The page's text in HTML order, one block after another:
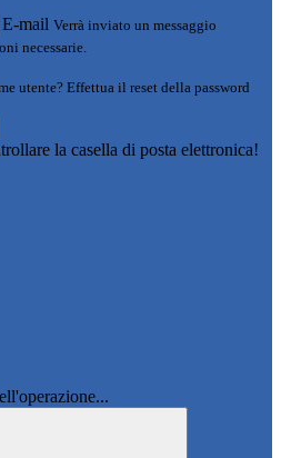
E-mail Verrà inviato un messaggio
necessarie.
utente? Effettua il reset della password
la casella di posta elettronica!